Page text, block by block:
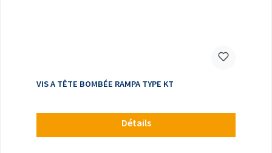
VIS A TÊTE BOMBÉE RAMPA TYPE KT
Détails